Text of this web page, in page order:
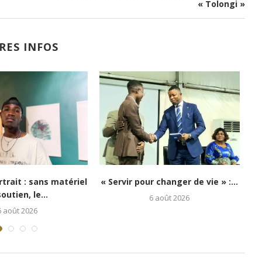
« Tolongi »
INFOS
: Kongo 26Street
aux enfants...
5 août 2026
Festival Congo Mboka Vibe : la
jeunesse kinoise...